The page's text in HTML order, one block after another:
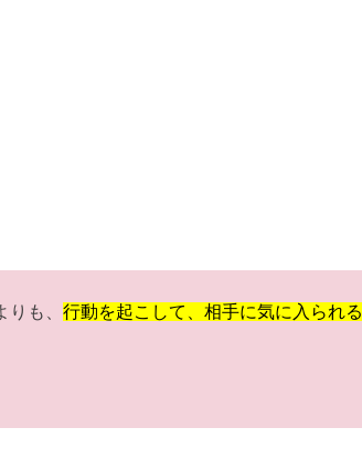
も、 行動を起こして、相手に気に入られる